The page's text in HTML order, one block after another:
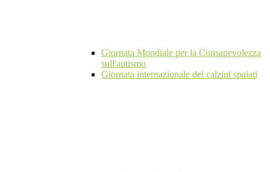
Giornata Mondiale per la Consapevolezza
sull'autismo
Giornata internazionale dei calzini spaiati